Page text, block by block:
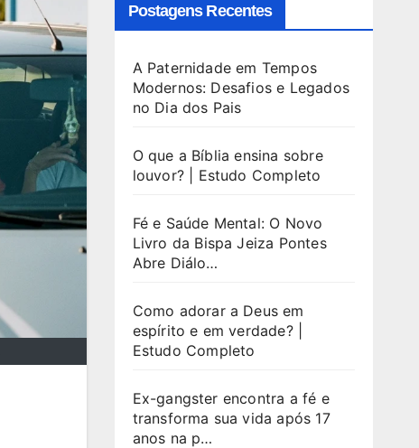
Postagens Recentes
A Paternidade em Tempos
Modernos: Desafios e Legados
no Dia dos Pais
O que a Bíblia ensina sobre
louvor? | Estudo Completo
Fé e Saúde Mental: O Novo
Livro da Bispa Jeiza Pontes
Abre Diálo…
Como adorar a Deus em
espírito e em verdade? |
Estudo Completo
Ex-gangster encontra a fé e
transforma sua vida após 17
anos na p…